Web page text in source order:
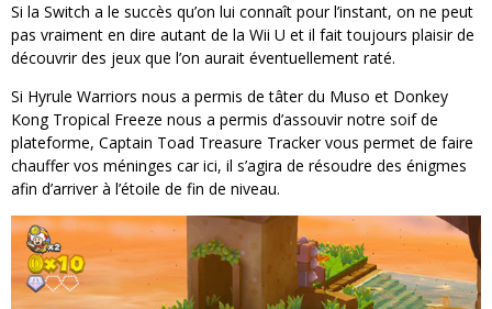
Assassin's Creed Black Flag Resynced
« Le Vent dand les Saules » - Une Belle Histoire !
Yoshi and the mysterious book
Si la Switch a le succès qu’on lui connaît pour l’instant, on ne peut
pas vraiment en dire autant de la Wii U et il fait toujours plaisir de
découvrir des jeux que l’on aurait éventuellement raté.
Si Hyrule Warriors nous a permis de tâter du Muso et Donkey
Kong Tropical Freeze nous a permis d’assouvir notre soif de
plateforme, Captain Toad Treasure Tracker vous permet de faire
chauffer vos méninges car ici, il s’agira de résoudre des énigmes
afin d’arriver à l’étoile de fin de niveau.